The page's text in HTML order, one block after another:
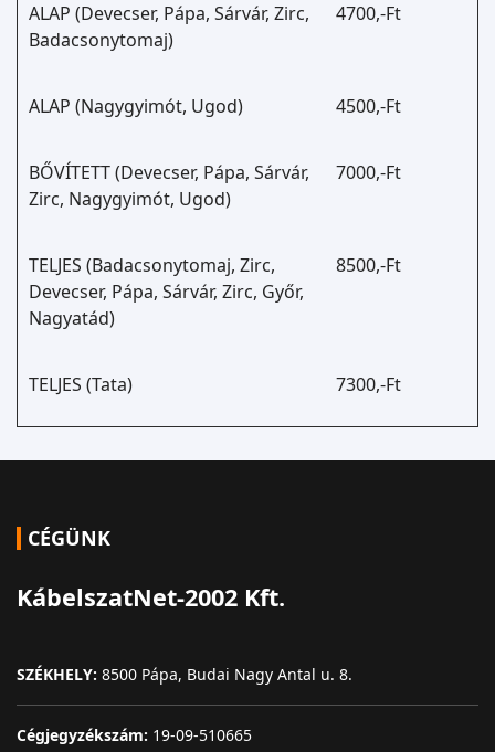
ALAP (Devecser, Pápa, Sárvár, Zirc,
Badacsonytomaj)
4700,-Ft
ALAP (Nagygyimót, Ugod) 4500,-Ft
BŐVÍTETT (Devecser, Pápa, Sárvár,
Zirc, Nagygyimót, Ugod)
7000,-Ft
TELJES (Badacsonytomaj, Zirc,
Devecser, Pápa, Sárvár, Zirc, Győr,
Nagyatád)
8500,-Ft
TELJES (Tata) 7300,-Ft
CÉGÜNK
KábelszatNet-2002 Kft.
SZÉKHELY: 8500 Pápa, Budai Nagy Antal u. 8.
Cégjegyzékszám: 19-09-510665